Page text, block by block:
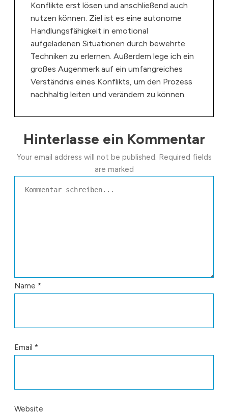
Konflikte erst lösen und anschließend auch
nutzen können. Ziel ist es eine autonome
Handlungsfähigkeit in emotional
aufgeladenen Situationen durch bewehrte
Techniken zu erlernen. Außerdem lege ich ein
großes Augenmerk auf ein umfangreiches
Verständnis eines Konflikts, um den Prozess
nachhaltig leiten und verändern zu können.
Hinterlasse ein Kommentar
Your email address will not be published. Required fields
are marked
Name *
Email *
Website